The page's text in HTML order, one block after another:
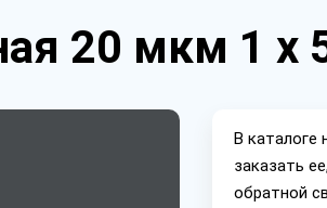
20 мкм 1 х
В каталоге
заказать
обратной